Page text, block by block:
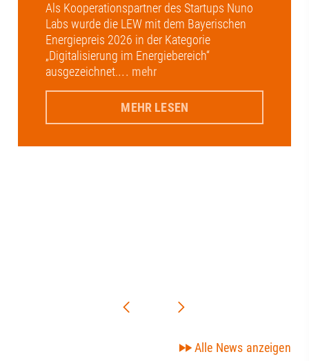
Als Kooperationspartner des Startups Nuno
Labs wurde die LEW mit dem Bayerischen
Energiepreis 2026 in der Kategorie
„Digitalisierung im Energiebereich“
ausgezeichnet.... mehr
MEHR LESEN
Alle News anzeigen